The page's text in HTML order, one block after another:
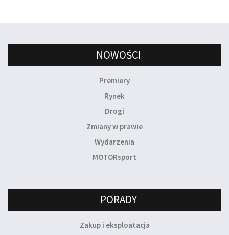
NOWOŚCI
Premiery
Rynek
Drogi
Zmiany w prawie
Wydarzenia
MOTORsport
PORADY
Zakup i eksploatacja